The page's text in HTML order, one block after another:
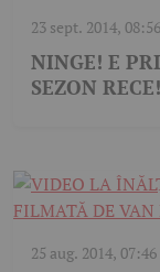
23 sept. 2014, 08:56
NINGE! E
SEZON RECE!
25 aug. 2014, 07:46